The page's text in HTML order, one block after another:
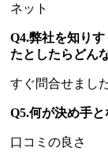
ネット
Q4.弊社を知り
たとしたらどん
すぐ問合せまし
Q5.何が決め手
口コミの良さ